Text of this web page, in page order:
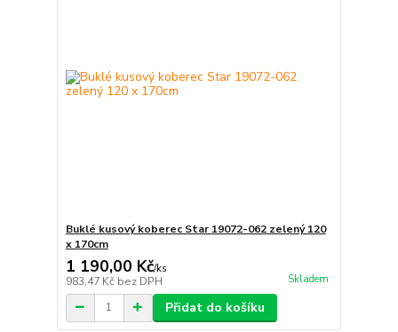
Buklé kusový koberec Star 19072-062 zelený 120
x 170cm
1 190,00 Kč/ks
983,47 Kč bez DPH Skladem
Přidat do košíku